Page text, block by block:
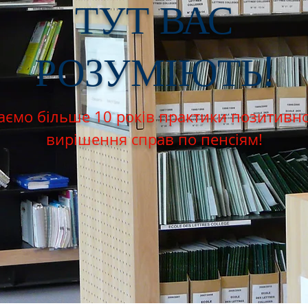
ТУТ ВАС
РОЗУМІЮТЬ!
більше 10 років практики
вирішення справ по пенсіям!